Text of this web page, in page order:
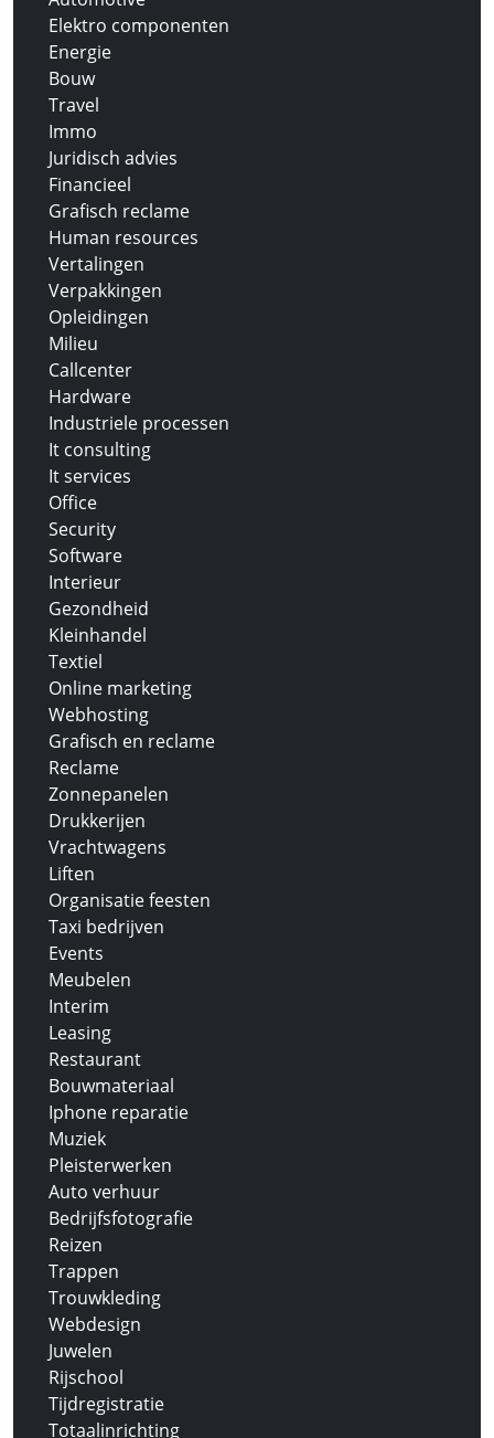
Elektro componenten
Energie
Bouw
Travel
Immo
Juridisch advies
Financieel
Grafisch reclame
Human resources
Vertalingen
Verpakkingen
Opleidingen
Milieu
Callcenter
Hardware
Industriele processen
It consulting
It services
Office
Security
Software
Interieur
Gezondheid
Kleinhandel
Textiel
Online marketing
Webhosting
Grafisch en reclame
Reclame
Zonnepanelen
Drukkerijen
Vrachtwagens
Liften
Organisatie feesten
Taxi bedrijven
Events
Meubelen
Interim
Leasing
Restaurant
Bouwmateriaal
Iphone reparatie
Muziek
Pleisterwerken
Auto verhuur
Bedrijfsfotografie
Reizen
Trappen
Trouwkleding
Webdesign
Juwelen
Rijschool
Tijdregistratie
Totaalinrichting